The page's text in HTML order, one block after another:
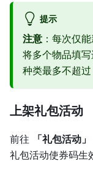
提示
注意 ：每次仅
将多个物品填
种类最多不超过
上架礼包活动
前往 「礼包活动」
礼包活动使券码生